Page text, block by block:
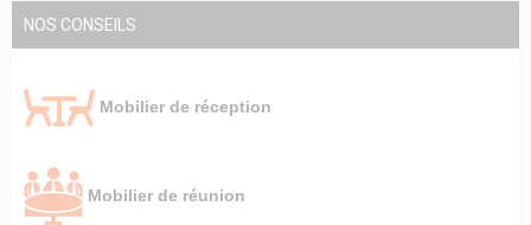
NOS CONSEILS
Mobilier de réception
Mobilier de réunion